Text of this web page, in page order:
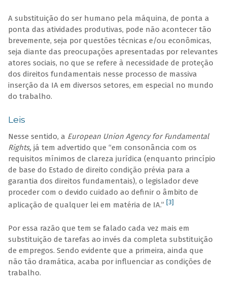
A substituição do ser humano pela máquina, de ponta a
ponta das atividades produtivas, pode não acontecer tão
brevemente, seja por questões técnicas e/ou econômicas,
seja diante das preocupações apresentadas por relevantes
atores sociais, no que se refere à necessidade de proteção
dos direitos fundamentais nesse processo de massiva
inserção da IA em diversos setores, em especial no mundo
do trabalho.
Leis
Nesse sentido, a European Union Agency for Fundamental
Rights, já tem advertido que “em consonância com os
requisitos mínimos de clareza jurídica (enquanto princípio
de base do Estado de direito condição prévia para a
garantia dos direitos fundamentais), o legislador deve
proceder com o devido cuidado ao definir o âmbito de
aplicação de qualquer lei em matéria de IA.” [3]
Por essa razão que tem se falado cada vez mais em
substituição de tarefas ao invés da completa substituição
de empregos. Sendo evidente que a primeira, ainda que
não tão dramática, acaba por influenciar as condições de
trabalho.